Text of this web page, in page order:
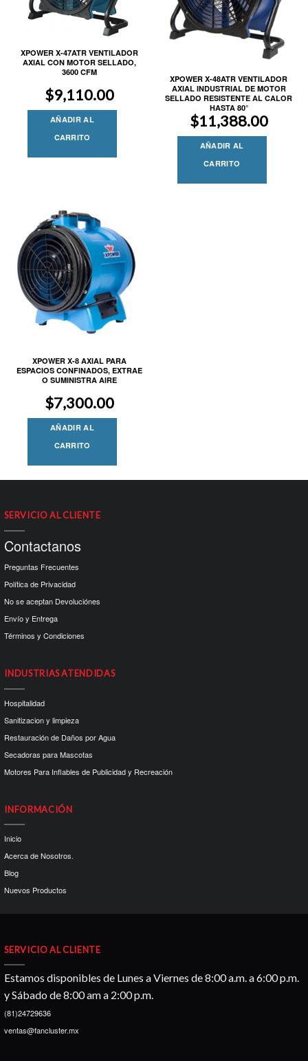
XPOWER X-47ATR VENTILADOR
AXIAL CON MOTOR SELLADO,
3600 CFM
$9,110.00
AÑADIR AL
CARRITO
XPOWER X-48ATR VENTILADOR
AXIAL INDUSTRIAL DE MOTOR
SELLADO RESISTENTE AL CALOR
HASTA 80°
$11,388.00
AÑADIR AL
CARRITO
XPOWER X-8 AXIAL PARA
ESPACIOS CONFINADOS, EXTRAE
O SUMINISTRA AIRE
$7,300.00
AÑADIR AL
CARRITO
SERVICIO AL CLIENTE
Contactanos
Preguntas Frecuentes
Política de Privacidad
No se aceptan Devoluciónes
Envío y Entrega
Términos y Condiciones
INDUSTRIAS ATENDIDAS
Hospitalidad
Sanitizacion y limpieza
Restauración de Daños por Agua
Secadoras para Mascotas
Motores Para Inflables de Publicidad y Recreación
INFORMACIÓN
Inicio
Acerca de Nosotros.
Blog
Nuevos Productos
SERVICIO AL CLIENTE
Estamos disponibles de Lunes a Viernes de 8:00 a.m. a 6:00 p.m.
y Sábado de 8:00 am a 2:00 p.m.
(81)24729636
ventas@fancluster.mx